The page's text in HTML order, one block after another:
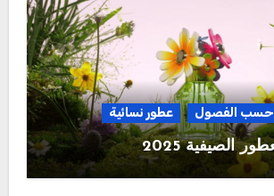
حسب الفصول عطور نسائية